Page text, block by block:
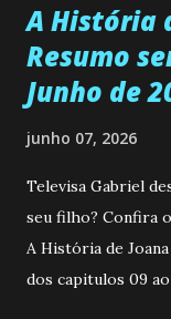
A História
Resumo
Junho de
junho 07, 2026
Televisa Gabriel
seu filho? Confira
A História de
dos capitulos 09